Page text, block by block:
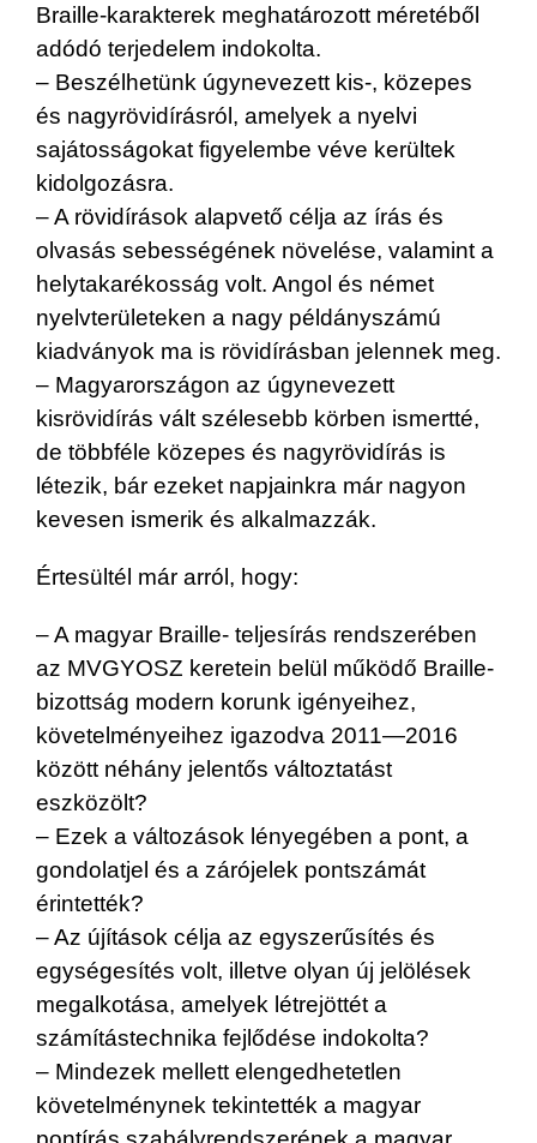
Braille-karakterek meghatározott méretéből
adódó terjedelem indokolta.
– Beszélhetünk úgynevezett kis-, közepes
és nagyrövidírásról, amelyek a nyelvi
sajátosságokat figyelembe véve kerültek
kidolgozásra.
– A rövidírások alapvető célja az írás és
olvasás sebességének növelése, valamint a
helytakarékosság volt. Angol és német
nyelvterületeken a nagy példányszámú
kiadványok ma is rövidírásban jelennek meg.
– Magyarországon az úgynevezett
kisrövidírás vált szélesebb körben ismertté,
de többféle közepes és nagyrövidírás is
létezik, bár ezeket napjainkra már nagyon
kevesen ismerik és alkalmazzák.
Értesültél már arról, hogy:
– A magyar Braille- teljesírás rendszerében
az MVGYOSZ keretein belül működő Braille-
bizottság modern korunk igényeihez,
követelményeihez igazodva 2011—2016
között néhány jelentős változtatást
eszközölt?
– Ezek a változások lényegében a pont, a
gondolatjel és a zárójelek pontszámát
érintették?
– Az újítások célja az egyszerűsítés és
egységesítés volt, illetve olyan új jelölések
megalkotása, amelyek létrejöttét a
számítástechnika fejlődése indokolta?
– Mindezek mellett elengedhetetlen
követelménynek tekintették a magyar